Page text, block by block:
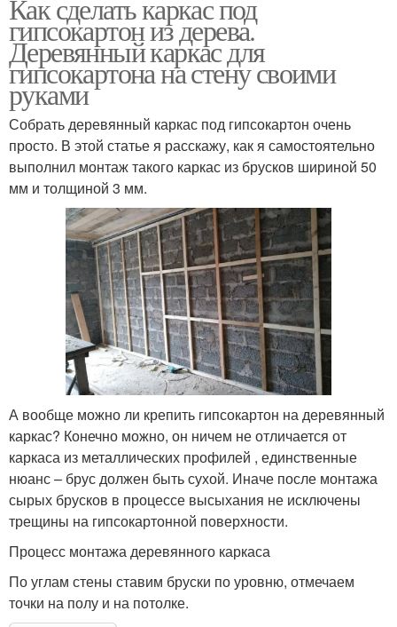
Как сделать каркас под
гипсокартон из дерева.
Деревянный каркас для
гипсокартона на стену своими
руками
Собрать деревянный каркас под гипсокартон очень
просто. В этой статье я расскажу, как я самостоятельно
выполнил монтаж такого каркас из брусков шириной 50
мм и толщиной 3 мм.
А вообще можно ли крепить гипсокартон на деревянный
каркас? Конечно можно, он ничем не отличается от
каркаса из металлических профилей , единственные
нюанс – брус должен быть сухой. Иначе после монтажа
сырых брусков в процессе высыхания не исключены
трещины на гипсокартонной поверхности.
Процесс монтажа деревянного каркаса
По углам стены ставим бруски по уровню, отмечаем
точки на полу и на потолке.